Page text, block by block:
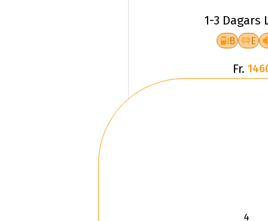
1-3 Dagars
B E
Fr.